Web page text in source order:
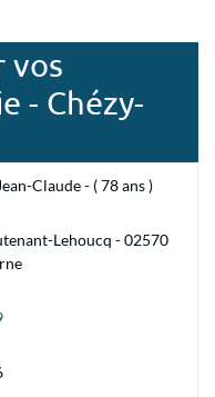
vos
- Chézy-
Claude - ( 78 ans )
Lehoucq - 02570